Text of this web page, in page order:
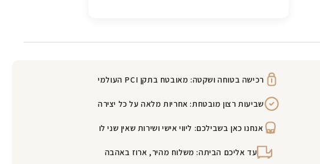
רכישה בטוחה ושקטה: מאובטח בתקן PCI העולמי
שביעות רצון מובטחת: אחריות מלאה על כל יצירה
אנחנו כאן בשבילכם: ליווי אישי ושירות שאין שני לו
עד אליכם הביתה: משלוח מהיר, ארוז באהבה